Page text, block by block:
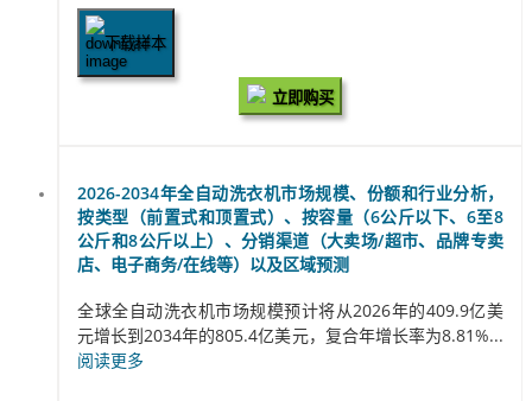
下载样本
立即购买
2026-2034年全自动洗衣机市场规模、份额和行业分析，
按类型（前置式和顶置式）、按容量（6公斤以下、6至8
公斤和8公斤以上）、分销渠道（大卖场/超市、品牌专卖
店、电子商务/在线等）以及区域预测
全球全自动洗衣机市场规模预计将从2026年的409.9亿美
元增长到2034年的805.4亿美元，复合年增长率为8.81%...
阅读更多